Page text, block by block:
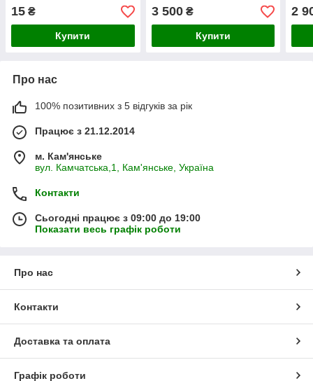
15 ₴
Купити
3 500₴
Купити
2
Про нас
100% позитивних з 5 відгуків за рік
Працює з 21.12.2014
м. Кам'янське
вул. Камчатська,1, Кам'янське, Україна
Контакти
Сьогодні працює з 09:00 до 19:00
Показати весь графік роботи
Про нас
Контакти
Доставка та оплата
Графік роботи